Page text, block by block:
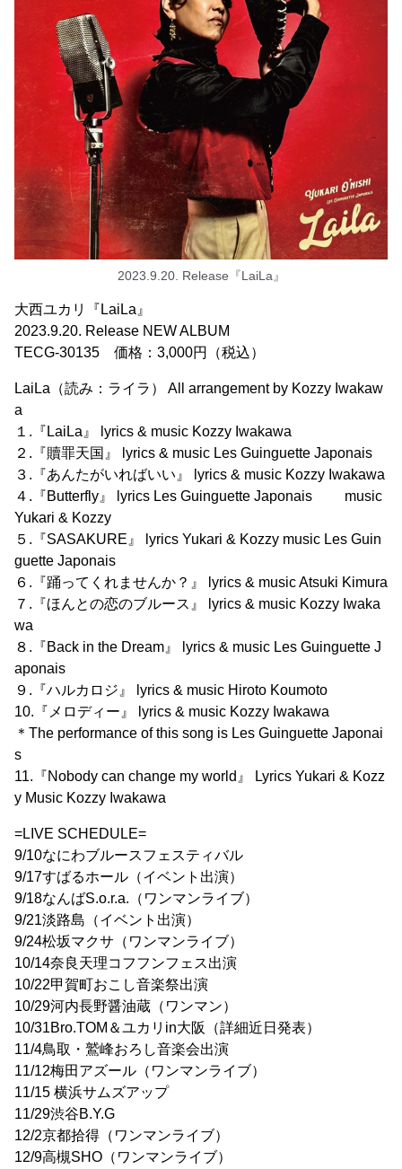
2023.9.20. Release『LaiLa』
大西ユカリ『LaiLa』
2023.9.20. Release NEW ALBUM
TECG-30135 価格：3,000円（税込）
LaiLa（読み：ライラ） All arrangement by Kozzy Iwakaw
a
１.『LaiLa』 lyrics & music Kozzy Iwakawa
２.『贖罪天国』 lyrics & music Les Guinguette Japonais
３.『あんたがいればいい』 lyrics & music Kozzy Iwakawa
４.『Butterfly』 lyrics Les Guinguette Japonais music
Yukari & Kozzy
５.『SASAKURE』 lyrics Yukari & Kozzy music Les Guin
guette Japonais
６.『踊ってくれませんか？』 lyrics & music Atsuki Kimura
７.『ほんとの恋のブルース』 lyrics & music Kozzy Iwaka
wa
８.『Back in the Dream』 lyrics & music Les Guinguette J
aponais
９.『ハルカロジ』 lyrics & music Hiroto Koumoto
10.『メロディー』 lyrics & music Kozzy Iwakawa
＊The performance of this song is Les Guinguette Japonai
s
11.『Nobody can change my world』 Lyrics Yukari & Kozz
y Music Kozzy Iwakawa
=LIVE SCHEDULE=
9/10なにわブルースフェスティバル
9/17すばるホール（イベント出演）
9/18なんばS.o.r.a.（ワンマンライブ）
9/21淡路島（イベント出演）
9/24松坂マクサ（ワンマンライブ）
10/14奈良天理コフフンフェス出演
10/22甲賀町おこし音楽祭出演
10/29河内長野醤油蔵（ワンマン）
10/31Bro.TOM＆ユカリin大阪（詳細近日発表）
11/4鳥取・鷲峰おろし音楽会出演
11/12梅田アズール（ワンマンライブ）
11/15 横浜サムズアップ
11/29渋谷B.Y.G
12/2京都拾得（ワンマンライブ）
12/9高槻SHO（ワンマンライブ）